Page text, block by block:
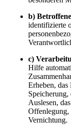
b)
identifizierte
c)
Hilfe
Erheben, das
Speicherung,
Auslesen,
Offenlegung,
Vernichtung.